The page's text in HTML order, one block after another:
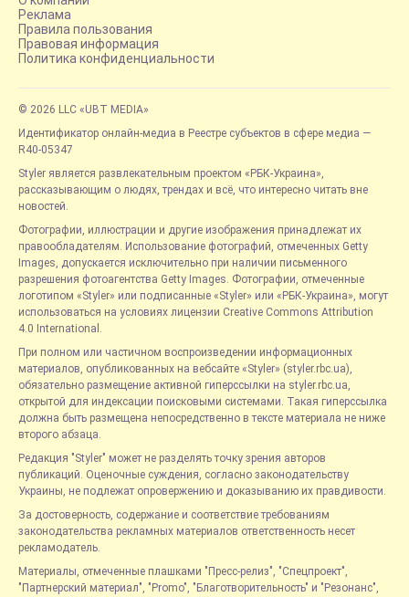
Реклама
Правила пользования
Правовая информация
Политика конфиденциальности
© 2026 LLC «UBT MEDIA»
Идентификатор онлайн-медиа в Реестре субъектов в сфере медиа —
R40-05347
Styler является развлекательным проектом «РБК-Украина»,
рассказывающим о людях, трендах и всё, что интересно читать вне
новостей.
Фотографии, иллюстрации и другие изображения принадлежат их
правообладателям. Использование фотографий, отмеченных Getty
Images, допускается исключительно при наличии письменного
разрешения фотоагентства Getty Images. Фотографии, отмеченные
логотипом «Styler» или подписанные «Styler» или «РБК-Украина», могут
использоваться на условиях лицензии Creative Commons Attribution
4.0 International.
При полном или частичном воспроизведении информационных
материалов, опубликованных на вебсайте «Styler» (styler.rbc.ua),
обязательно размещение активной гиперссылки на styler.rbc.ua,
открытой для индексации поисковыми системами. Такая гиперссылка
должна быть размещена непосредственно в тексте материала не ниже
второго абзаца.
Редакция "Styler" может не разделять точку зрения авторов
публикаций. Оценочные суждения, согласно законодательству
Украины, не подлежат опровержению и доказыванию их правдивости.
За достоверность, содержание и соответствие требованиям
законодательства рекламных материалов ответственность несет
рекламодатель.
Материалы, отмеченные плашками "Пресс-релиз", "Спецпроект",
"Партнерский материал", "Promo", "Благотворительность" и "Резонанс",